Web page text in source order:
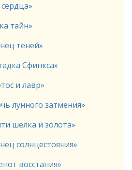
тайн»
теней»
Сфинкса»
и лавр»
лунного затмения»
шелка и золота»
солнцестояния»
восстания»